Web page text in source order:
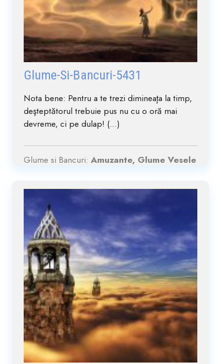
Glume-Si-Bancuri-5431
Nota bene: Pentru a te trezi dimineaţa la timp,
deşteptătorul trebuie pus nu cu o oră mai
devreme, ci pe dulap! (...)
Glume si Bancuri: Amuzante, Glume Vesele